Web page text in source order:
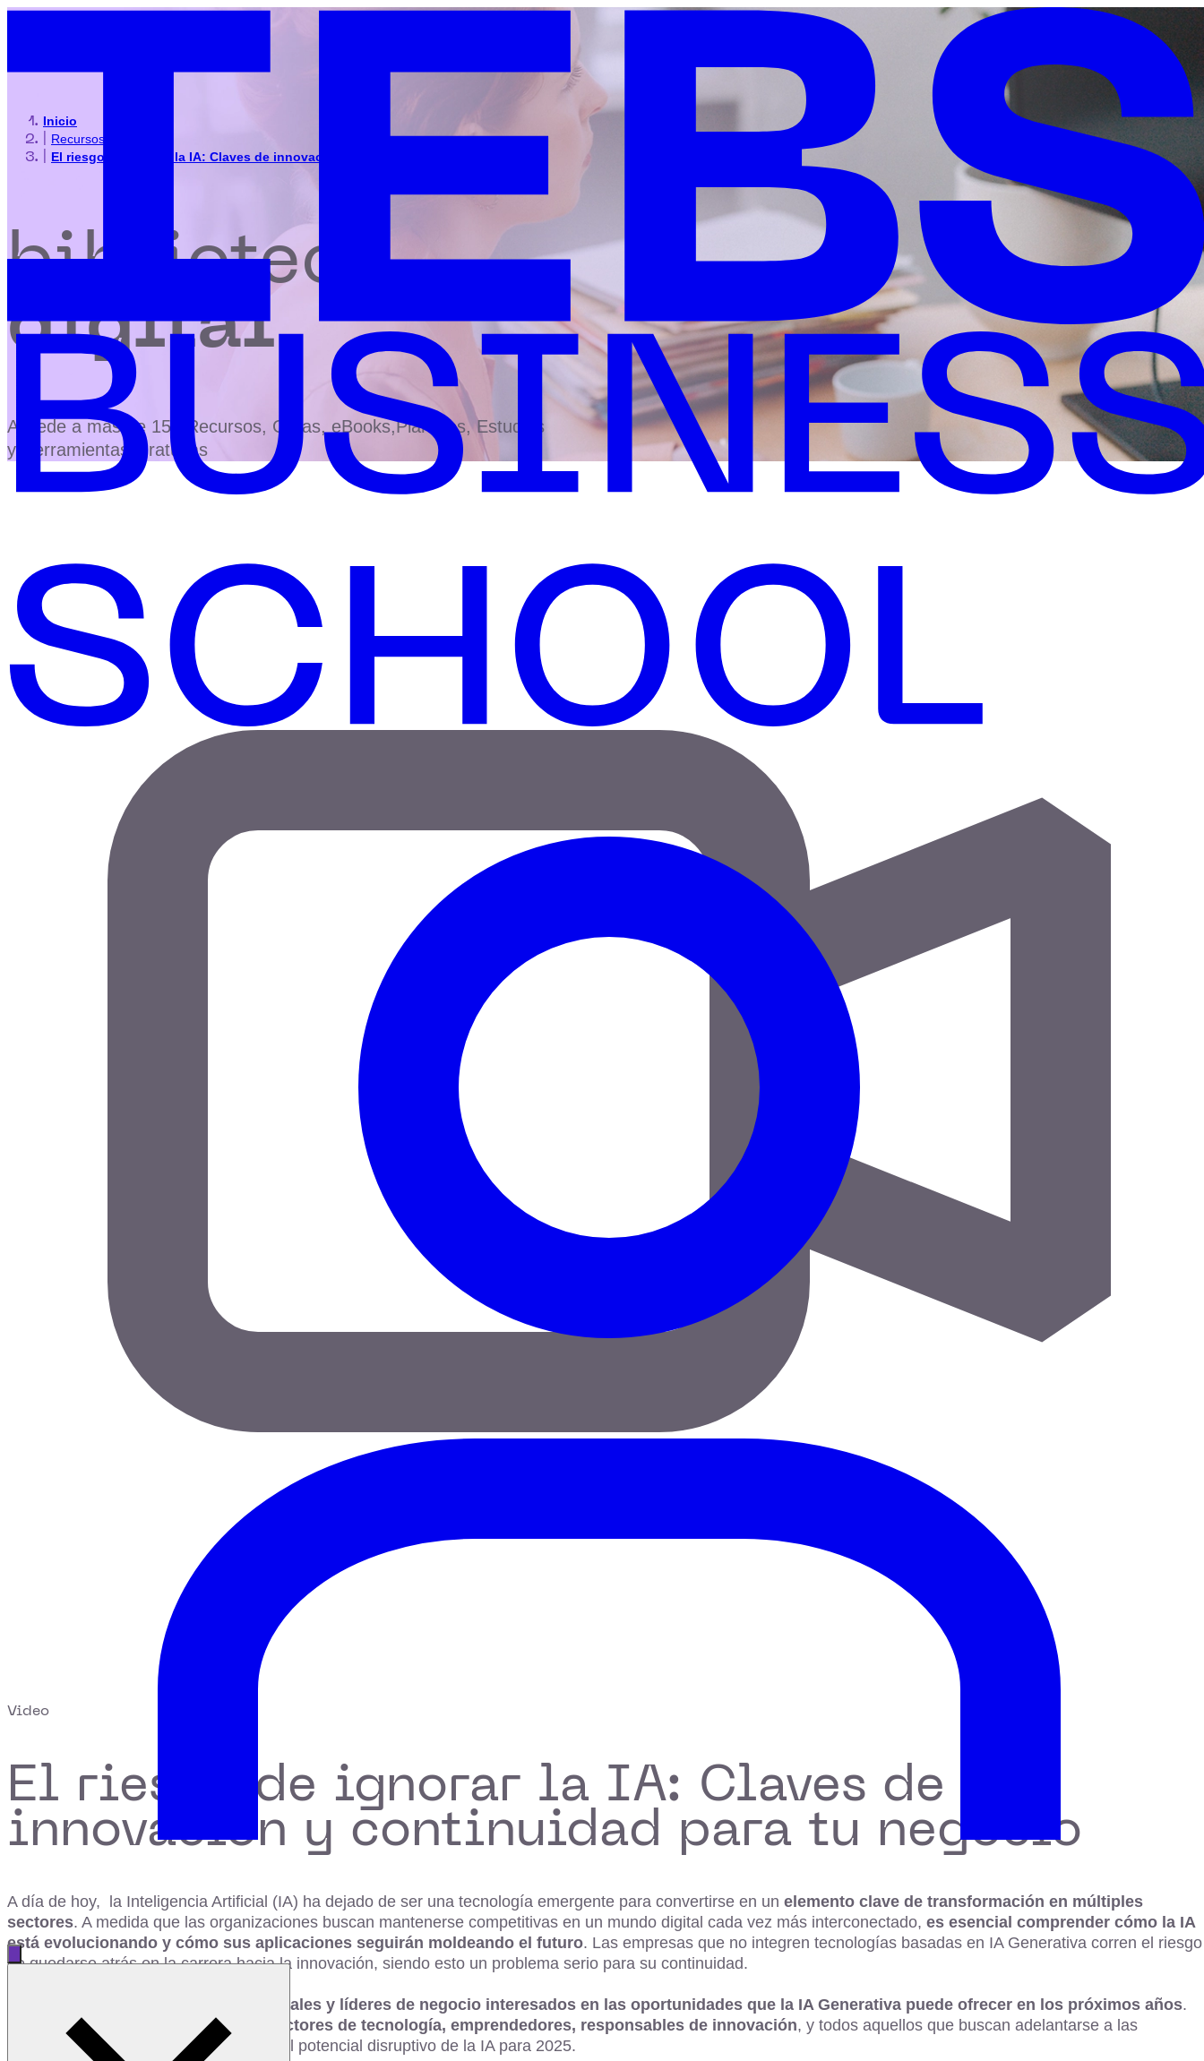
Inicio
Recursos
El riesgo de ignorar la IA: Claves de innovación y continuidad para tu negocio
biblioteca
digital
Accede a más de 150 Recursos, Guías, eBooks,Plantillas, Estudios
y Herramientas Gratuitas
Video
El riesgo de ignorar la IA: Claves de
innovación y continuidad para tu negocio
A día de hoy, la Inteligencia Artificial (IA) ha dejado de ser una tecnología emergente para convertirse en un elemento clave de transformación en múltiples
sectores. A medida que las organizaciones buscan mantenerse competitivas en un mundo digital cada vez más interconectado, es esencial comprender cómo la IA
está evolucionando y cómo sus aplicaciones seguirán moldeando el futuro. Las empresas que no integren tecnologías basadas en IA Generativa corren el riesgo
de quedarse atrás en la carrera hacia la innovación, siendo esto un problema serio para su continuidad.
dirigido a profesionales y líderes de negocio interesados en las oportunidades que la IA Generativa puede ofrecer en los próximos años.
Está especialmente pensado para
directores de tecnología, emprendedores, responsables de innovación, y todos aquellos que buscan adelantarse a las
tendencias tecnológicas y aprovechar el potencial disruptivo de la IA para 2025.